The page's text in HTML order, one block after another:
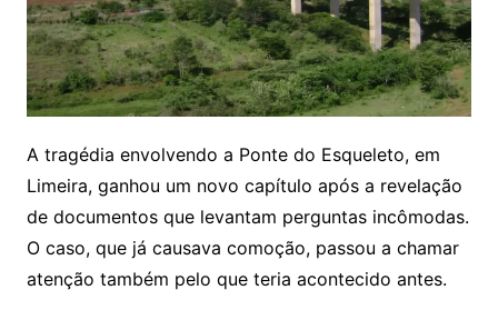
A tragédia envolvendo a Ponte do Esqueleto, em
Limeira, ganhou um novo capítulo após a revelação
de documentos que levantam perguntas incômodas.
O caso, que já causava comoção, passou a chamar
atenção também pelo que teria acontecido antes.